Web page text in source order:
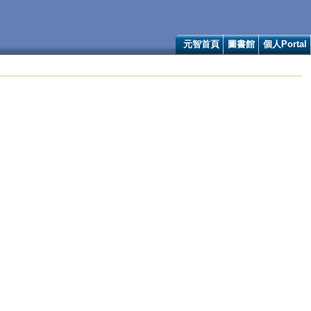
元智首頁 圖書館 個人Portal